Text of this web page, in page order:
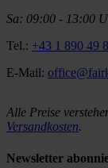
Sa: 09:00 - 13:00
Tel.: +43 1 890 49
E-Mail:
Alle Preise
Versandkosten.
Newsletter